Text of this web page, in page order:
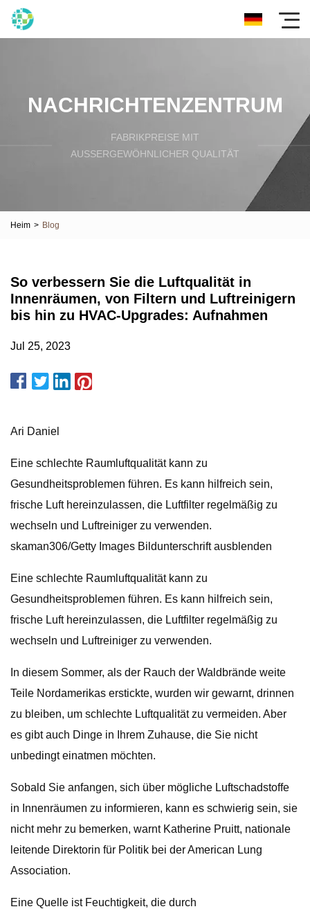
NACHRICHTENZENTRUM
FABRIKPREISE MIT
AUSSERGEWÖHNLICHER QUALITÄT
Heim > Blog
So verbessern Sie die Luftqualität in
Innenräumen, von Filtern und Luftreinigern
bis hin zu HVAC-Upgrades: Aufnahmen
Jul 25, 2023
Ari Daniel
Eine schlechte Raumluftqualität kann zu
Gesundheitsproblemen führen. Es kann hilfreich sein,
frische Luft hereinzulassen, die Luftfilter regelmäßig zu
wechseln und Luftreiniger zu verwenden.
skaman306/Getty Images Bildunterschrift ausblenden
Eine schlechte Raumluftqualität kann zu
Gesundheitsproblemen führen. Es kann hilfreich sein,
frische Luft hereinzulassen, die Luftfilter regelmäßig zu
wechseln und Luftreiniger zu verwenden.
In diesem Sommer, als der Rauch der Waldbrände weite
Teile Nordamerikas erstickte, wurden wir gewarnt, drinnen
zu bleiben, um schlechte Luftqualität zu vermeiden. Aber
es gibt auch Dinge in Ihrem Zuhause, die Sie nicht
unbedingt einatmen möchten.
Sobald Sie anfangen, sich über mögliche Luftschadstoffe
in Innenräumen zu informieren, kann es schwierig sein, sie
nicht mehr zu bemerken, warnt Katherine Pruitt, nationale
leitende Direktorin für Politik bei der American Lung
Association.
Eine Quelle ist Feuchtigkeit, die durch